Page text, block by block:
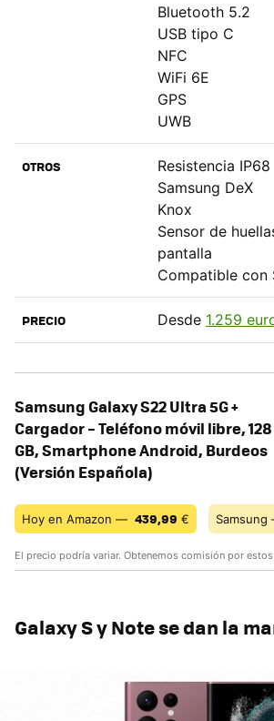
Bluetooth 5.2
USB tipo C
NFC
WiFi 6E
GPS
UWB
OTROS
Resistencia IP68
Samsung DeX
Knox
Sensor de
pantalla
Compatible con
PRECIO Desde 1.259
Samsung Galaxy S22 Ultra 5G +
Cargador – Teléfono móvil libre, 128
GB, Smartphone Android, Burdeos
(Versión Española)
Hoy en Amazon — 439,99 €
El precio podría variar. Obtenemos comisión por estos
Galaxy S y Note se dan la